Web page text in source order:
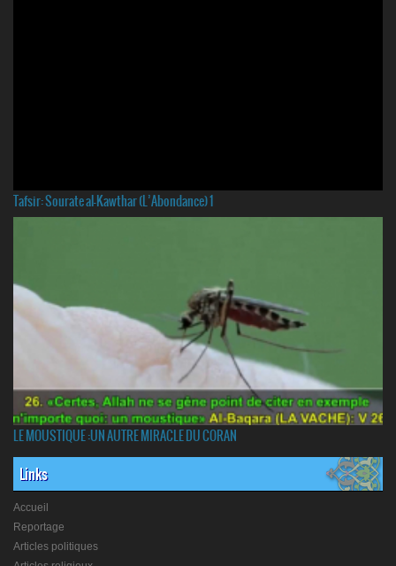
Tafsir: Sourate al-Kawthar (L’Abondance) 1
LE MOUSTIQUE :UN AUTRE MIRACLE DU CORAN
Links
Accueil
Reportage
Articles politiques